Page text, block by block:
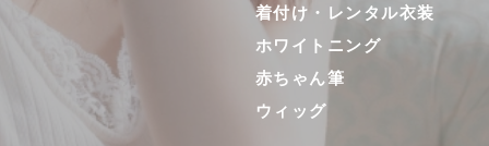
着付け・レンタル衣装
ホワイトニング
赤ちゃん筆
ウィッグ